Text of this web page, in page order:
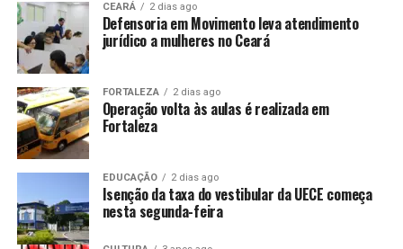
CEARÁ 2 dias ago
Defensoria em Movimento leva atendimento
jurídico a mulheres no Ceará
FORTALEZA 2 dias ago
Operação volta às aulas é realizada em
Fortaleza
EDUCAÇÃO 2 dias ago
Isenção da taxa do vestibular da UECE começa
nesta segunda-feira